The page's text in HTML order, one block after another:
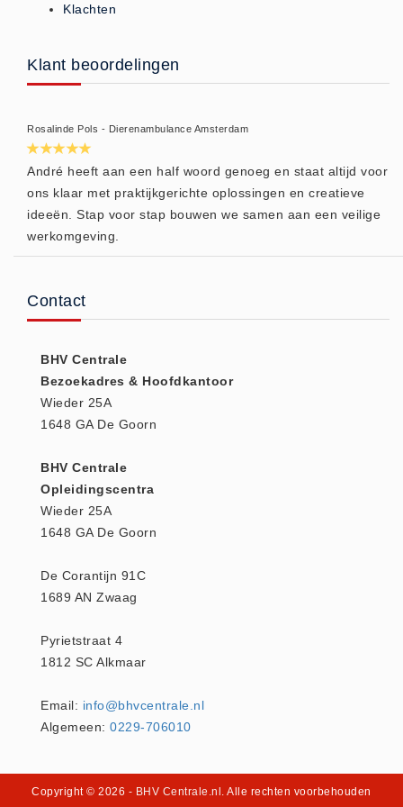
Teken - Beten sets (5)
Vitamines en mineralen (0)
Eerste Hulp Paneel (0)
Evacuatie
Noodkoffer (0)
Noodverlichting (1)
Zaklampen (9)
Keurmeester NEN-3140
Keurmeester NEN-3140 (1)
Kliklijsten en vitrines (2)
Lesboeken
Lesboeken - Algemeen (10)
Desinfectants (0)
Noodproducten
Noodproducten (5)
Oefenmateriaal
Brand (9)
Klachten
Klant beoordelingen
Rosalinde Pols - Dierenambulance Amsterdam
André heeft aan een half woord genoeg en staat altijd voor
ons klaar met praktijkgerichte oplossingen en creatieve
ideeën. Stap voor stap bouwen we samen aan een veilige
werkomgeving.
Contact
BHV Centrale
Bezoekadres & Hoofdkantoor
Wieder 25A
1648 GA De Goorn
BHV Centrale
Opleidingscentra
Wieder 25A
1648 GA De Goorn
De Corantijn 91C
1689 AN Zwaag
Pyrietstraat 4
1812 SC Alkmaar
Email: info@bhvcentrale.nl
Algemeen: 0229-706010
Copyright © 2026 - BHV Centrale.nl . Alle rechten voorbehouden